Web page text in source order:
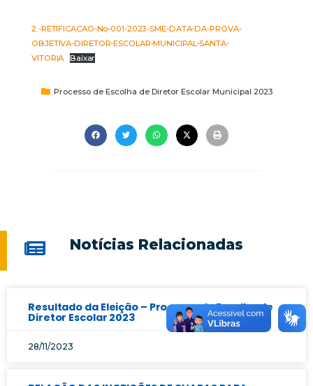
2.-RETIFICACAO-No-001-2023-SME-DATA-DA-PROVA-
OBJETIVA-DIRETOR-ESCOLAR-MUNICIPAL-SANTA-
VITORIA
Baixar
Processo de Escolha de Diretor Escolar Municipal 2023
Notícias Relacionadas
Resultado da Eleição – Processo de Escolha de
Diretor Escolar 2023
28/11/2023